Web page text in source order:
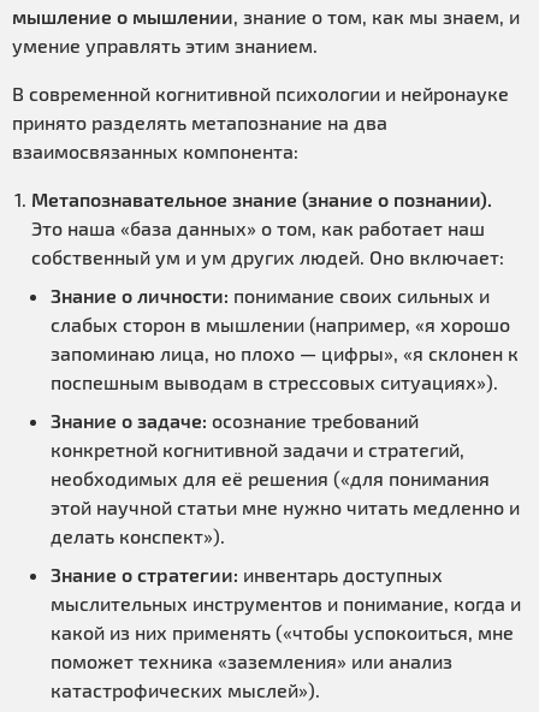
мышление о мышлении , знание о том, как мы знаем, и
умение управлять этим знанием.
В современной когнитивной психологии и нейронауке
принято разделять метапознание на два
взаимосвязанных компонента:
Метапознавательное знание (знание о познании).
Это наша «база данных» о том, как работает наш
собственный ум и ум других людей. Оно включает:
Знание о личности: понимание своих сильных и
слабых сторон в мышлении (например, «я хорошо
запоминаю лица, но плохо — цифры», «я склонен к
поспешным выводам в стрессовых ситуациях»).
Знание о задаче: осознание требований
конкретной когнитивной задачи и стратегий,
необходимых для её решения («для понимания
этой научной статьи мне нужно читать медленно и
делать конспект»).
Знание о стратегии: инвентарь доступных
мыслительных инструментов и понимание, когда и
какой из них применять («чтобы успокоиться, мне
поможет техника «заземления» или анализ
катастрофических мыслей»).